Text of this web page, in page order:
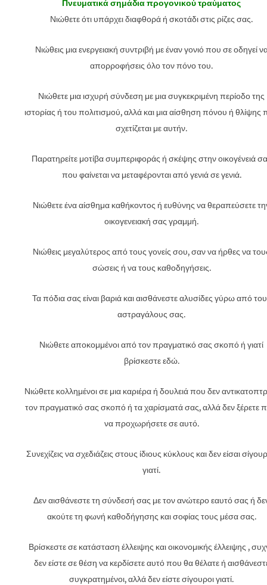
Πνευματικά σημάδια προγονικού τραύματος
Νιώθετε ότι υπάρχει διαφθορά ή σκοτάδι στις ρίζες σας.
Νιώθεις μια ενεργειακή συντριβή με έναν γονιό που σε οδηγεί
απορροφήσεις όλο τον πόνο του.
Νιώθετε μια ισχυρή σύνδεση με μια συγκεκριμένη περίοδο της
ιστορίας ή του πολιτισμού, αλλά και μια αίσθηση πόνου ή θλίψης
σχετίζεται με αυτήν.
Παρατηρείτε μοτίβα συμπεριφοράς ή σκέψης στην οικογένειά
που φαίνεται να μεταφέρονται από γενιά σε γενιά.
Νιώθετε ένα αίσθημα καθήκοντος ή ευθύνης να θεραπεύσετε
οικογενειακή σας γραμμή.
Νιώθεις μεγαλύτερος από τους γονείς σου, σαν να ήρθες να
σώσεις ή να τους καθοδηγήσεις.
Τα πόδια σας είναι βαριά και αισθάνεστε αλυσίδες γύρω από
αστραγάλους σας.
Νιώθετε αποκομμένοι από τον πραγματικό σας σκοπό ή γιατί
βρίσκεστε εδώ.
Νιώθετε κολλημένοι σε μια καριέρα ή δουλειά που δεν
τον πραγματικό σας σκοπό ή τα χαρίσματά σας, αλλά δεν ξέρετε
να προχωρήσετε σε αυτό.
Συνεχίζεις να σχεδιάζεις στους ίδιους κύκλους και δεν είσαι
γιατί.
Δεν αισθάνεστε τη σύνδεσή σας με τον ανώτερο εαυτό σας ή
ακούτε τη φωνή καθοδήγησης και σοφίας τους μέσα σας.
Βρίσκεστε σε κατάσταση έλλειψης και οικονομικής έλλειψης ,
δεν είστε σε θέση να κερδίσετε αυτό που θα θέλατε ή
συγκρατημένοι, αλλά δεν είστε σίγουροι γιατί.